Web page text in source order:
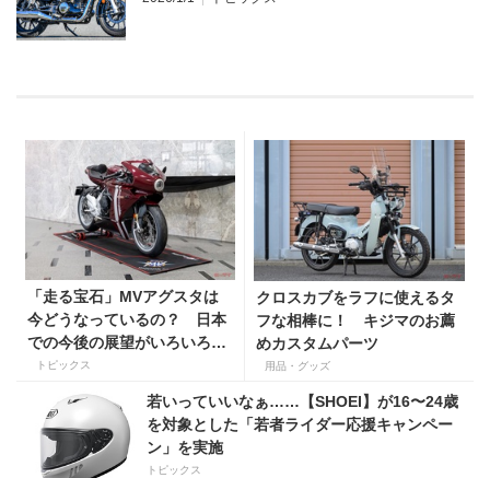
「走る宝石」MVアグスタは
今どうなっているの？ 日本
での今後の展望がいろいろと
判明！
トピックス
クロスカブをラフに使えるタ
フな相棒に！ キジマのお薦
めカスタムパーツ
用品・グッズ
若いっていいなぁ……【SHOEI】が16〜24歳
を対象とした「若者ライダー応援キャンペー
ン」を実施
トピックス